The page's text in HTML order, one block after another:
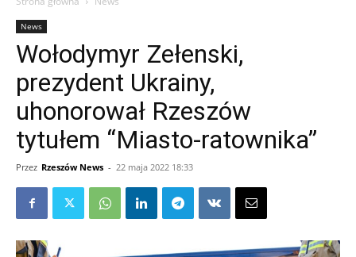
News
Wołodymyr Zełenski,
prezydent Ukrainy,
uhonorował Rzeszów
tytułem “Miasto-ratownika”
Przez Rzeszów News - 22 maja 2022 18:33